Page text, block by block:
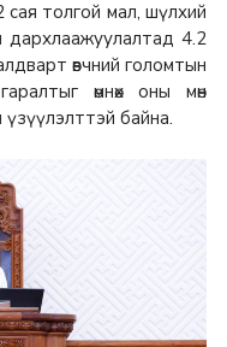
толгой мал, шүлхий
дархлаажуулалтад 4.2
өвчний голомтын
өмнөх оны мөн
байна.